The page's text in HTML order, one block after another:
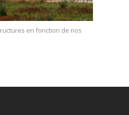
en fonction de nos